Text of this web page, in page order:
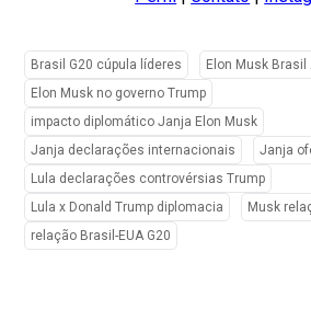
Brasil G20 cúpula líderes
Elon Musk
Elon Musk no governo Trump
impacto diplomático Janja Elon Musk
Janja declarações internacionais
Janja
Lula declarações controvérsias Trump
Lula x Donald Trump diplomacia
Musk
relação Brasil-EUA G20